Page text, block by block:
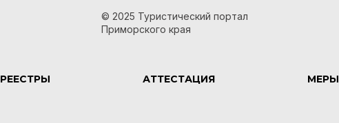
© 2025 Туристический портал
Приморского края
РЕЕСТРЫ АТТЕСТАЦИЯ